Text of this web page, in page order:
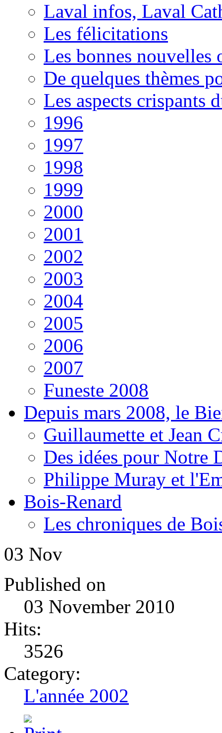
Laval infos, Laval
Les félicitations
Les bonnes nouvelles
De quelques thèmes
Les aspects crispants
1996
1997
1998
1999
2000
2001
2002
2003
2004
2005
2006
2007
Funeste 2008
Depuis mars 2008, le
Guillaumette et Jean
Des idées pour Notre
Philippe Muray et
Bois-Renard
Les chroniques de
03 Nov
Published on
03 November 2010
Hits:
3526
Category:
L'année 2002